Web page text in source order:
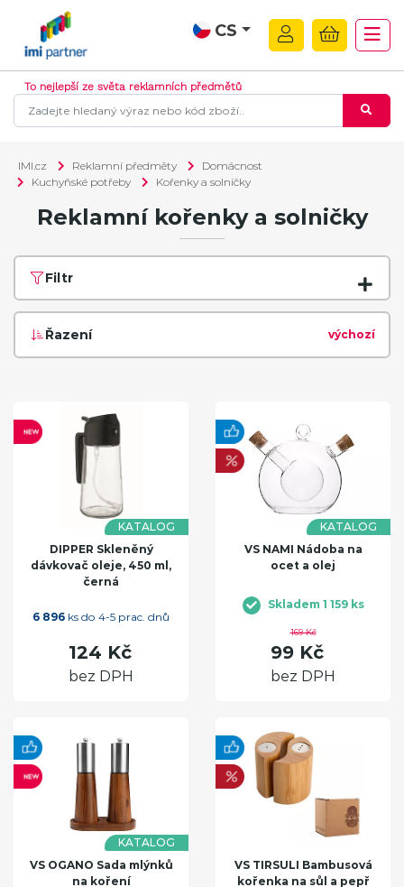
CS
To nejlepší ze světa reklamních předmětů
IMI.cz Reklamní předměty
Domácnost
Kuchyňské potřeby
Kořenky a solničky
Reklamní kořenky a solničky
Filtr
Řazení výchozí
KATALOG
DIPPER Skleněný
dávkovač oleje, 450 ml,
černá
6 896 ks do 4-5 prac. dnů
124 Kč
bez DPH
KATALOG
VS NAMI Nádoba na
ocet a olej
Skladem 1 159 ks
169 Kč
99 Kč
bez DPH
KATALOG
VS OGANO Sada mlýnků
na koření
VS TIRSULI Bambusová
kořenka na sůl a pepř